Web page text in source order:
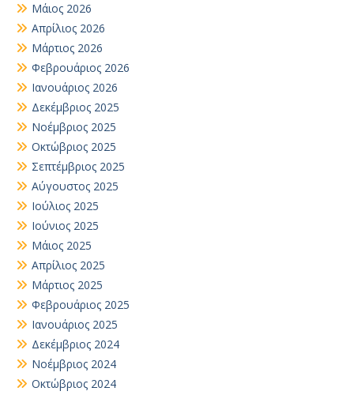
Μάιος 2026
Απρίλιος 2026
Μάρτιος 2026
Φεβρουάριος 2026
Ιανουάριος 2026
Δεκέμβριος 2025
Νοέμβριος 2025
Οκτώβριος 2025
Σεπτέμβριος 2025
Αύγουστος 2025
Ιούλιος 2025
Ιούνιος 2025
Μάιος 2025
Απρίλιος 2025
Μάρτιος 2025
Φεβρουάριος 2025
Ιανουάριος 2025
Δεκέμβριος 2024
Νοέμβριος 2024
Οκτώβριος 2024